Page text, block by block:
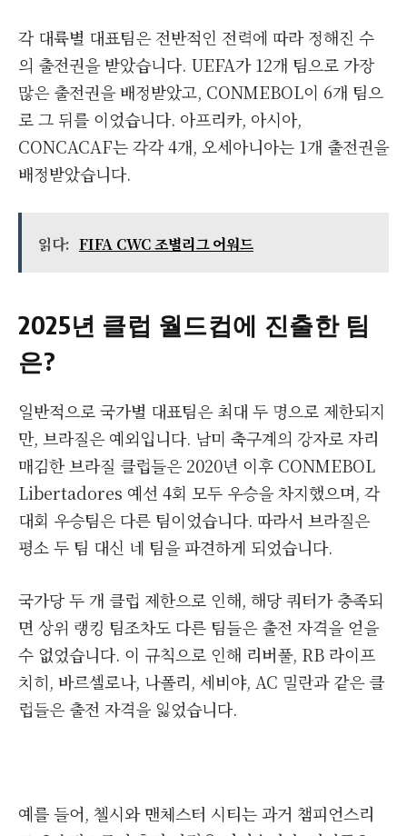
각 대륙별 대표팀은 전반적인 전력에 따라 정해진 수
의 출전권을 받았습니다. UEFA가 12개 팀으로 가장
많은 출전권을 배정받았고, CONMEBOL이 6개 팀으
로 그 뒤를 이었습니다. 아프리카, 아시아,
CONCACAF는 각각 4개, 오세아니아는 1개 출전권을
배정받았습니다.
읽다: FIFA CWC 조별리그 어워드
2025년 클럽 월드컵에 진출한 팀
은?
일반적으로 국가별 대표팀은 최대 두 명으로 제한되지
만, 브라질은 예외입니다. 남미 축구계의 강자로 자리
매김한 브라질 클럽들은 2020년 이후 CONMEBOL
Libertadores 예선 4회 모두 우승을 차지했으며, 각
대회 우승팀은 다른 팀이었습니다. 따라서 브라질은
평소 두 팀 대신 네 팀을 파견하게 되었습니다.
국가당 두 개 클럽 제한으로 인해, 해당 쿼터가 충족되
면 상위 랭킹 팀조차도 다른 팀들은 출전 자격을 얻을
수 없었습니다. 이 규칙으로 인해 리버풀, RB 라이프
치히, 바르셀로나, 나폴리, 세비야, AC 밀란과 같은 클
럽들은 출전 자격을 잃었습니다.
예를 들어, 첼시와 맨체스터 시티는 과거 챔피언스리